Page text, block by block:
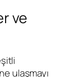
ve
ulaşmayı